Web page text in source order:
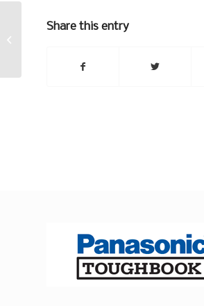
Share this entry